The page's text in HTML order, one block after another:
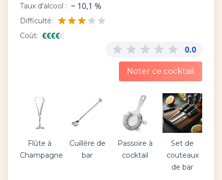
Taux d'alcool : ~ 10,1 %
Difficulté:
Coût: €€€€€
0.0
Noter ce cocktail
Flûte à
Champagne
Cuillère de
bar
Passoire à
cocktail
Set de
couteaux
de bar